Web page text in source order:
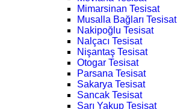
Mimarsinan Tesisat
Musalla Bağları Tesisat
Nakipoğlu Tesisat
Nalçacı Tesisat
Nişantaş Tesisat
Otogar Tesisat
Parsana Tesisat
Sakarya Tesisat
Sancak Tesisat
Sarı Yakup Tesisat